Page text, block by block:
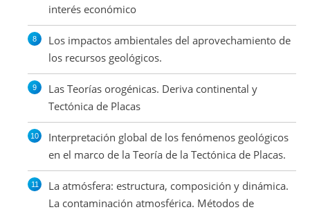
interés económico
Los impactos ambientales del aprovechamiento de
los recursos geológicos.
Las Teorías orogénicas. Deriva continental y
Tectónica de Placas
Interpretación global de los fenómenos geológicos
en el marco de la Teoría de la Tectónica de Placas.
La atmósfera: estructura, composición y dinámica.
La contaminación atmosférica. Métodos de